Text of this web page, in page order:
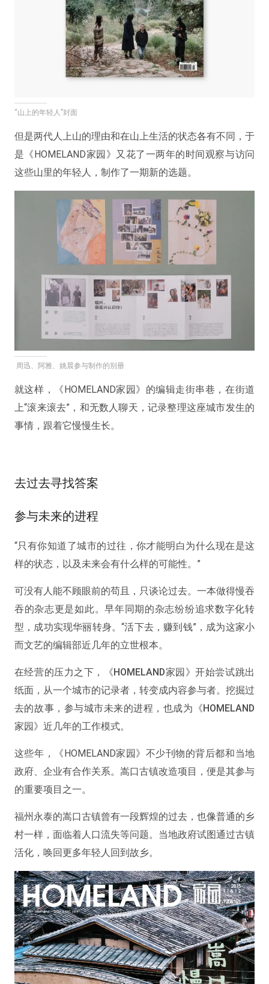
“山上的年轻人”封面
但是两代人上山的理由和在山上生活的状态各有不同，于
是《HOMELAND家园》又花了一两年的时间观察与访问
这些山里的年轻人，制作了一期新的选题。
周迅、阿雅、姚晨参与制作的别册
就这样，《HOMELAND家园》的编辑走街串巷，在街道
上“滚来滚去”，和无数人聊天，记录整理这座城市发生的
事情，跟着它慢慢生长。
去过去寻找答案
参与未来的进程
“只有你知道了城市的过往，你才能明白为什么现在是这
样的状态，以及未来会有什么样的可能性。”
可没有人能不顾眼前的苟且，只谈论过去。一本做得慢吞
吞的杂志更是如此。早年同期的杂志纷纷追求数字化转
型，成功实现华丽转身。“活下去，赚到钱”，成为这家小
而文艺的编辑部近几年的立世根本。
在经营的压力之下，《HOMELAND家园》开始尝试跳出
纸面，从一个城市的记录者，转变成内容参与者。挖掘过
去的故事，参与城市未来的进程，也成为《HOMELAND
家园》近几年的工作模式。
这些年，《HOMELAND家园》不少刊物的背后都和当地
政府、企业有合作关系。嵩口古镇改造项目，便是其参与
的重要项目之一。
福州永泰的嵩口古镇曾有一段辉煌的过去，也像普通的乡
村一样，面临着人口流失等问题。当地政府试图通过古镇
活化，唤回更多年轻人回到故乡。